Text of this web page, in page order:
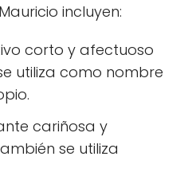
incluyen:
corto y afectuoso
utiliza como nombre
cariñosa y
se utiliza